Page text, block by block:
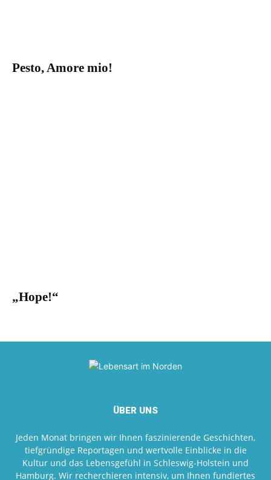
Pesto, Amore mio!
„Hope!“
ÜBER UNS
Jeden Monat bringen wir Ihnen faszinierende Geschichten,
tiefgründige Reportagen und wertvolle Einblicke in die
Kultur und das Lebensgefühl in Schleswig-Holstein und
Hamburg. Wir recherchieren intensiv, um Ihnen fundiertes